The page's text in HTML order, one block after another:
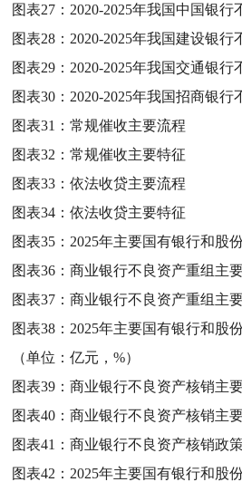
图表27： 2020-2025年我国中国银行
图表28： 2020-2025年我国建设银行
图表29： 2020-2025年我国交通银行
图表30： 2020-2025年我国招商银行
图表31：常规催收主要流程
图表32：常规催收主要特征
图表33：依法收贷主要流程
图表34：依法收贷主要特征
图表35： 2025年主要国有银行和股
图表36：商业银行不良资产重组主
图表37：商业银行不良资产重组主
图表38： 2025年主要国有银行和股
（单位：亿元，%）
图表39：商业银行不良资产核销主
图表40：商业银行不良资产核销主
图表41：商业银行不良资产核销政策
图表42： 2025年主要国有银行和股